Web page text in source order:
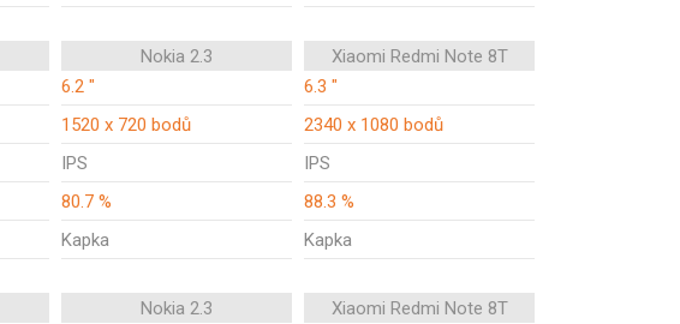
Nokia 2.3
Xiaomi Redmi Note 8T
6.2 "
6.3 "
1520 x 720 bodů
2340 x 1080 bodů
IPS
IPS
80.7 %
88.3 %
Kapka Kapka
Nokia 2.3
Xiaomi Redmi Note 8T